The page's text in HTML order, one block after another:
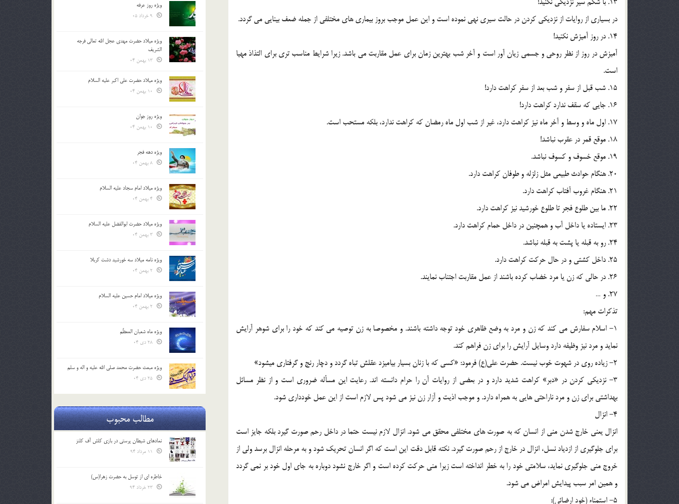
در بسياري از روايات از نزديکي کردن در حالت سيري نهي نموده است و اين عمل موجب بروز بيماري هاي مختلفي از جمله ضعف بينايي مي گردد.
14. در روز آميزش نکنيد!
آميزش در روز از نظر روحي و جسمي زيان آور است و آخر شب بهترين زمان براي عمل مقاربت مي باشد. زيرا شرايط مناسب تري براي التذاذ مهيا
است.
15. شب قبل از سفر و شب بعد از سفر کراهت دارد!
16. جايي که سقف ندارد کراهت دارد!
17. اول ماه و وسط و آخر ماه نيز کراهت دارد، غير از شب اول ماه رمضان که کراهت ندارد، بلکه مستحب است.
18. موقع قمر در عقرب نباشد!
19. موقع خسوف و کسوف نباشد.
20. هنگام حوادث طبيعي مثل زلزله و طوفان کراهت دارد.
21. هنگام غروب آفتاب کراهت دارد.
22. ما بين طلوع فجر تا طلوع خورشيد نيز کراهت دارد.
23. ايستاده يا داخل آب و همچنين در داخل حمام کراهت دارد.
24. رو به قبله يا پشت به قبله نباشد.
25. داخل کشتي و در حال حرکت کراهت دارد.
26. در حالي که زن يا مرد خضاب کرده باشند از عمل مقاربت اجتناب نمايند.
27. و …
تذکرات مهم:
1- اسلام سفارش مي کند که زن و مرد به وضع ظاهري خود توجه داشته باشند. و مخصوصا به زن توصيه مي کند که خود را براي شوهر آرايش
نمايد و مرد نيز وظيفه دارد وسايل آرايش را براي زن فراهم کند.
2- زياده روي در شهوت خوب نيست. حضرت علي(ع) فرمود: «کسي که با زنان بسيار بياميزد عقلش تباه گردد و دچار رنج و گرفتاري مي­شود»
3- نزديکي کردن در «دبر» کراهت شديد دارد و در بعضي از روايات آن را حرام دانسته اند. رعايت اين مسأله ضروري است و از نظر مسائل
بهداشتي براي زن و مرد ناراحتي هايي به همراه دارد. و موجب اذيت و آزار زن نيز مي شود پس لازم است از اين عمل خودداري شود.
4- انزال
انزال يعني خارج شدن مني از انسان که به صورت هاي مختلفي محقق مي شود. انزال لازم نيست حتما در داخل رحم صورت گيرد بلکه جايز است
براي جلوگيري از ازدياد نسل، انزال در خارج از رحم صورت گيرد. نکته قابل دقت اين است که اگر انسان تحريک شود و به مرحله انزال برسد ولي از
خروج مني جلوگيري نمايد، سلامتي خود را به خطر انداخته است زيرا مني حرکت کرده است و اگر خارج نشود دوباره به جاي اول خود بر نمي گردد
و همين امر سبب پيدايش امراض مي شود.
5- استمناء (خود ارضائي):
ویژه روز عرفه
ویژه میلاد حضرت مهدی عجل الله تعالی فرجه
الشريف
ویژه میلاد حضرت علی اکبر علیه السلام
ویژه روز جوان
ویژه دهه فجر
ویژه میلاد امام سجاد علیه السلام
ویژه میلاد حضرت ابوالفضل علیه السلام
ویژه نامه میلاد سه خورشید دشت کربلا
ویژه میلاد امام حسین علیه السلام
ویژه ماه شعبان المعظّم
ویژه مبعث حضرت محمد صلی الله علیه و اله و سلم
مطالب محبوب
نمادهای شیطان پرستی در بازی کلش آف کلنز
خاطره ای از توسل به حضرت زهرا(س)